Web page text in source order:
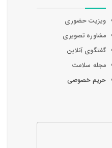
ویزیت حضوری
مشاوره تصویری
گفتگوی آنلاین
مجله سلامت
حریم خصوصی